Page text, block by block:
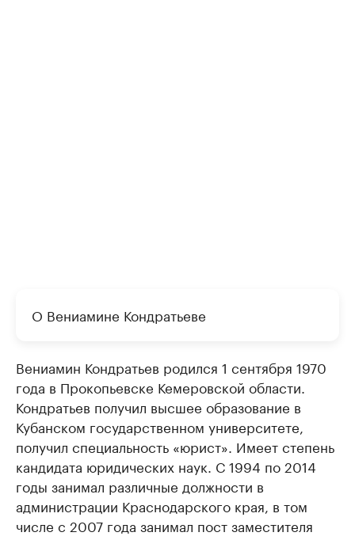
О Вениамине Кондратьеве
Вениамин Кондратьев родился 1 сентября 1970
года в Прокопьевске Кемеровской области.
Кондратьев получил высшее образование в
Кубанском государственном университете,
получил специальность «юрист». Имеет степень
кандидата юридических наук. С 1994 по 2014
годы занимал различные должности в
администрации Краснодарского края, в том
числе с 2007 года занимал пост заместителя